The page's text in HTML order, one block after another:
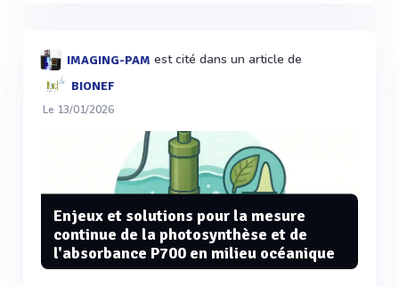
IMAGING-PAM est cité dans un article de
BIONEF
Le 13/01/2026
Enjeux et solutions pour la mesure
continue de la photosynthèse et de
l'absorbance P700 en milieu océanique